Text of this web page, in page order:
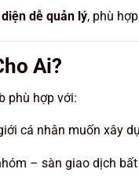
dễ quản lý, phù
Ai?
phù hợp với:
cá nhân muốn xây
– sàn giao dịch